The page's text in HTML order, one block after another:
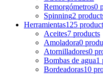
Remorgómetros0
Spinning2
Herramientas125
Aceites7 products
Amoladora0
Atornilladores0
Bombas de agua1
Bordeadoras10